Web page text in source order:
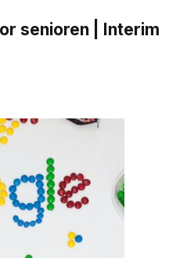
senioren | Interim